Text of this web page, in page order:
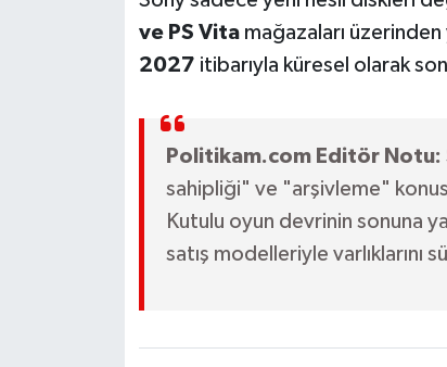
ve PS Vitamağazaları
2027 itibarıyla küresel olarak
Politikam.com Editör Notu:
sahipliği" ve "arşivleme"
Kutulu oyun devrinin sonuna
satış modelleriyle varlıklarını